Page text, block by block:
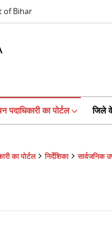
of Bihar
पदाधिकारी का पोर्टल जिले
का पोर्टल निर्देशिका सार्वजनिक